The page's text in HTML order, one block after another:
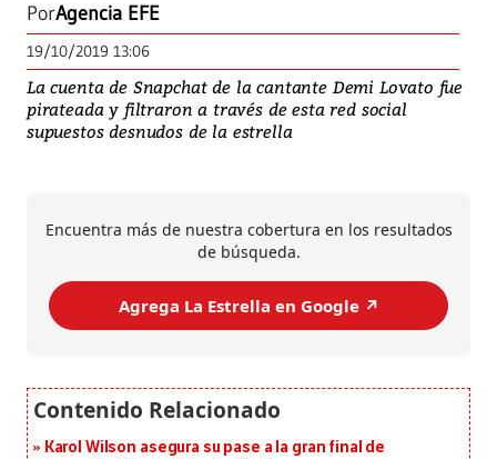
PorAgencia EFE
19/10/2019 13:06
La cuenta de Snapchat de la cantante Demi Lovato fue
pirateada y filtraron a través de esta red social
supuestos desnudos de la estrella
Encuentra más de nuestra cobertura en los resultados
de búsqueda.
Agrega La Estrella en Google ↗️
Karol Wilson asegura su pase a la gran final de